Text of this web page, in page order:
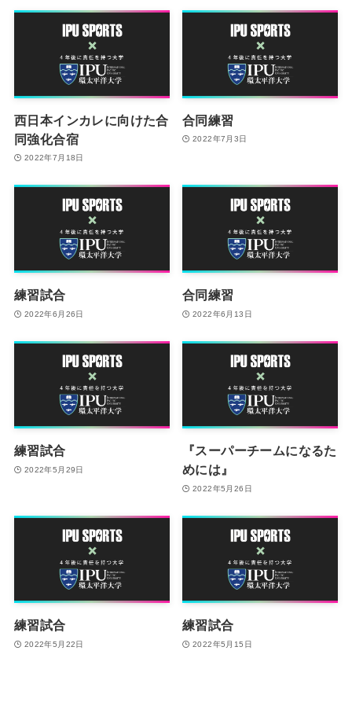
西日本インカレに向けた合
同強化合宿
2022年7月18日
合同練習
2022年7月3日
練習試合
2022年6月26日
合同練習
2022年6月13日
練習試合
2022年5月29日
『スーパーチームになるた
めには』
2022年5月26日
練習試合
2022年5月22日
練習試合
2022年5月15日